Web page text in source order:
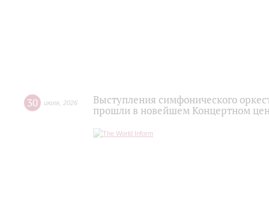
30 июля 2026
Выступления симфонического
прошли в новейшем Концертном